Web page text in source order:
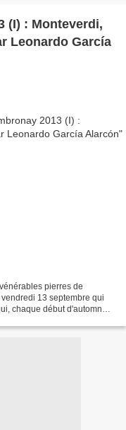
(I) : Monteverdi,
Leonardo García
pierres de
13 septembre qui
chaque début d'automne,